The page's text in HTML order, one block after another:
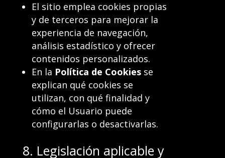
El sitio emplea cookies propias
y de terceros para mejorar la
experiencia de navegación,
análisis estadístico y ofrecer
contenidos personalizados.
En la Política de Cookies se
explican qué cookies se
utilizan, con qué finalidad y
cómo el Usuario puede
configurarlas o desactivarlas.
8. Legislación aplicable y